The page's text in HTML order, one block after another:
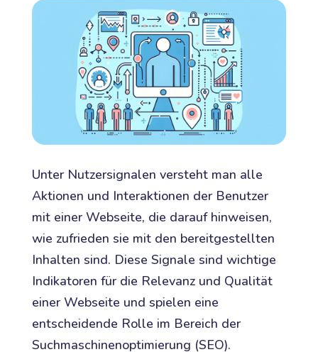
Unter Nutzersignalen versteht man alle
Aktionen und Interaktionen der Benutzer
mit einer Webseite, die darauf hinweisen,
wie zufrieden sie mit den bereitgestellten
Inhalten sind. Diese Signale sind wichtige
Indikatoren für die Relevanz und Qualität
einer Webseite und spielen eine
entscheidende Rolle im Bereich der
Suchmaschinenoptimierung (SEO).